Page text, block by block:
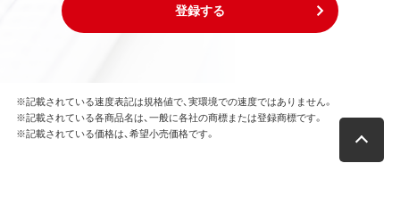
登録する
※記載されている速度表記は規格値で、実環境での速度ではありません。
※記載されている各商品名は、一般に各社の商標または登録商標です。
※記載されている価格は、希望小売価格です。